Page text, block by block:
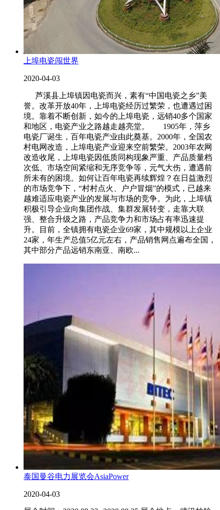
上埠电瓷闯世界
2020-04-03
芦溪县上埠镇因电瓷而兴，素有“中国电瓷之乡”美
誉。改革开放40年，上埠电瓷经历过繁荣，也遭遇过困
境。靠着不断创新，如今的上埠电瓷，远销40多个国家
和地区，电瓷产业之路越走越亮堂。 1905年，萍乡
电瓷厂诞生，百年电瓷产业由此奠基。2000年，全国农
村电网改造，上埠电瓷产业迎来空前繁荣。2003年农网
改造收尾，上埠电瓷因低质同构现象严重、产品质量档
次低、市场空间紧缩和无序竞争等，元气大伤，遭遇前
所未有的困境。如何让百年电瓷再续辉煌？在日益激烈
的市场竞争下，“村村点火、户户冒烟”的模式，已越来
越难适应电瓷产业的发展与市场的竞争。为此，上埠镇
积极引导企业向集团作战、集群发展转变，走靠大联
强、整合升级之路，产品竞争力和市场占有率迅速提
升。目前，全镇拥有电瓷企业69家，其中规模以上企业
24家，年生产总值5亿元左右，产品销售网点遍布全国，
其中部分产品远销东南亚、南欧...
泰国曼谷电力展览会AsiaPower
2020-04-03